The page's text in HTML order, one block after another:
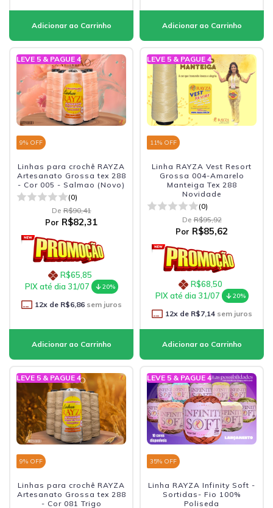
LEVE 5 & PAGUE 4
9% OFF
Linhas para crochê RAYZA
Artesanato Grossa tex 288
- Cor 005 - Salmao (Novo)
(0)
De R$90,41
Por R$82,31
R$65,85
PIX até dia 31/07
20%
12x de R$6,86sem juros
LEVE 5 & PAGUE 4
11% OFF
Linha RAYZA Vest Resort
Grossa 004-Amarelo
Manteiga Tex 288
Novidade
(0)
De R$95,92
Por R$85,62
R$68,50
PIX até dia 31/07
20%
12x de R$7,14sem juros
LEVE 5 & PAGUE 4
9% OFF
Linhas para crochê RAYZA
Artesanato Grossa tex 288
- Cor 081 Trigo
LEVE 5 & PAGUE 4
35% OFF
Linha RAYZA Infinity Soft -
Sortidas- Fio 100%
Poliseda